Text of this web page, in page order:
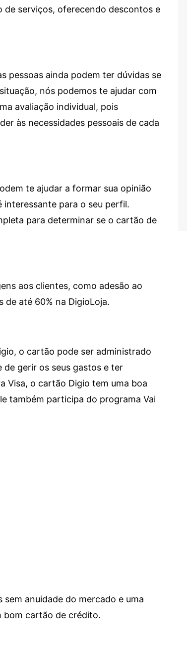
de serviços, oferecendo descontos e
pessoas ainda podem ter dúvidas se
nós podemos te ajudar com
avaliação individual, pois
às necessidades pessoais de cada
te ajudar a formar sua opinião
para o seu perfil.
para determinar se o cartão de
aos clientes, como adesão ao
até 60% na DigioLoja.
o cartão pode ser administrado
de gerir os seus gastos e ter
Visa, o cartão Digio tem uma boa
também participa do programa Vai
anuidade do mercado e uma
bom cartão de crédito.